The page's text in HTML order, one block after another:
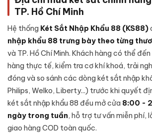
- Thân két đúc đặc nguyên khối từ thép
sơn nano 3 lớp chống trầy xước.
- Cánh cửa thép đặc dày 12mm, 4 chốt
khóa đa điểm 4 hướng.
- Bản lề cửa giấu kín bên trong thân két.
- Khoang chứa lót nội thất nỉ cao cấp, chia
khoang bí mật + 1 ngăn kéo có khóa phụ.
- Đèn LED tự sáng khi mở cửa, cảm biến
TP. Hồ Chí Minh
Hệ thống Két Sắt Nhập Khẩu 88 (KS88)
nhập khẩu 88 trưng bày theo từng
và TP. Hồ Chí Minh. Khách hàng có thể
hàng thực tế, kiểm tra cơ khí khoá, trải
đóng và so sánh các dòng két sắt nhập
Philips, Welko, Liberty...) trước khi quyết
két sắt nhập khẩu 88 đều mở cửa 8:00 -
ngày trong tuần, hỗ trợ tư vấn miễn phí,
giao hàng COD toàn quốc.